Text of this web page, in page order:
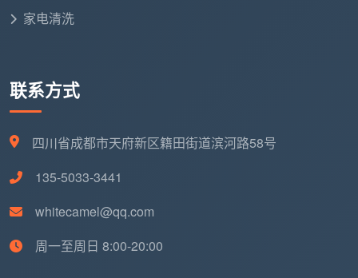
家电清洗
联系方式
四川省成都市天府新区籍田街道滨河路58号
135-5033-3441
whitecamel@qq.com
周一至周日 8:00-20:00